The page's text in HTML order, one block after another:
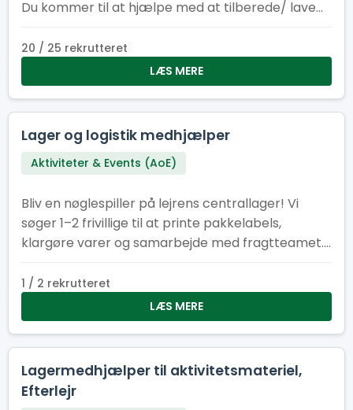
Du kommer til at hjælpe med at tilberede/ lave
20 / 25 rekrutteret
LÆS MERE
Lager og logistik medhjælper
Aktiviteter & Events (AoE)
Bliv en nøglespiller på lejrens centrallager! Vi
søger 1–2 frivillige til at printe pakkelabels,
klargøre varer og samarbejde med fragtteamet.
B.
1 / 2 rekrutteret
LÆS MERE
Lagermedhjælper til aktivitetsmateriel,
Efterlejr